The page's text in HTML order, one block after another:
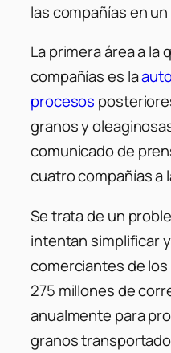
las compañías en
La primera área a la
compañías es la
procesos
granos y
comunicado de
cuatro compañías a
Se trata de un
intentan simplificar
comerciantes de
275 millones de
anualmente para
granos